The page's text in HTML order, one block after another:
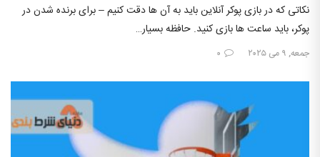
نکاتی که در بازی پوکر آنلاین باید به آن ها دقت کنیم – برای برنده شدن در
پوکر، باید ساعت ها بازی کنید. حافظه بسیار…
جمعه, ۹ می ۲۰۲۵ ۰